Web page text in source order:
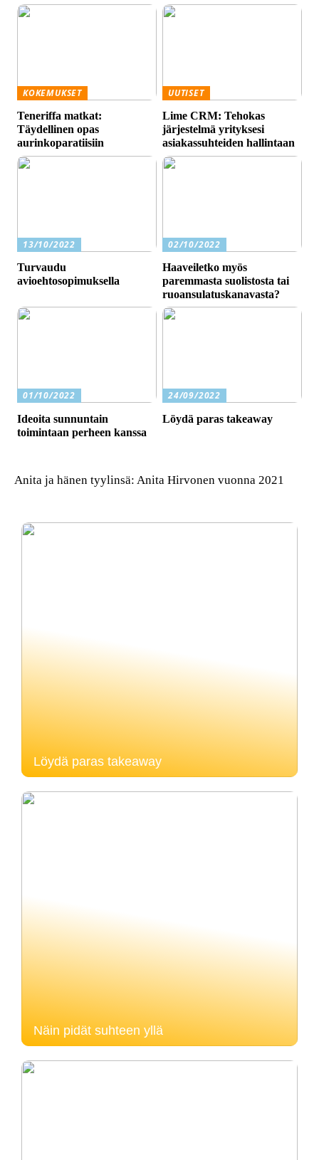
KOKEMUKSET
Teneriffa matkat:
Täydellinen opas
aurinkoparatiisiin
UUTISET
Lime CRM: Tehokas
järjestelmä yrityksesi
asiakassuhteiden hallintaan
13/10/2022
Turvaudu
avioehtosopimuksella
02/10/2022
Haaveiletko myös
paremmasta suolistosta tai
ruoansulatuskanavasta?
01/10/2022
Ideoita sunnuntain
toimintaan perheen kanssa
24/09/2022
Löydä paras takeaway
Anita ja hänen tyylinsä: Anita Hirvonen vuonna 2021
Löydä paras takeaway
Näin pidät suhteen yllä